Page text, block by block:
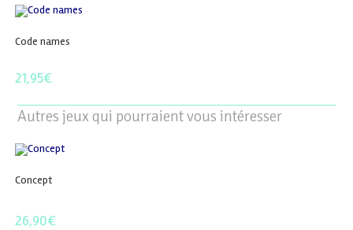
Code names
21,95€
Autres jeux qui pourraient vous intéresser
Concept
26,90€